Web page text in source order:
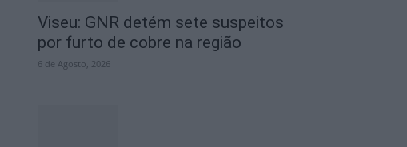
Viseu: GNR detém sete suspeitos
por furto de cobre na região
6 de Agosto, 2026